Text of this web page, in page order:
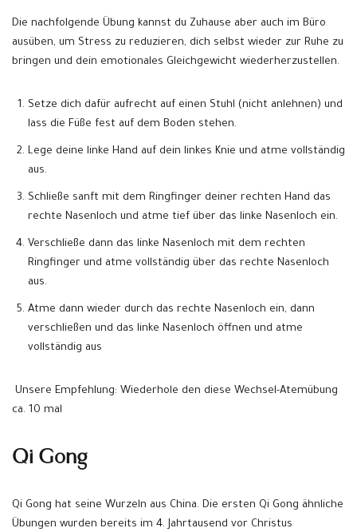
Die nachfolgende Übung kannst du Zuhause aber auch im Büro
ausüben, um Stress zu reduzieren, dich selbst wieder zur Ruhe zu
bringen und dein emotionales Gleichgewicht wiederherzustellen.
Setze dich dafür aufrecht auf einen Stuhl (nicht anlehnen) und
lass die Füße fest auf dem Boden stehen.
Lege deine linke Hand auf dein linkes Knie und atme vollständig
aus.
Schließe sanft mit dem Ringfinger deiner rechten Hand das
rechte Nasenloch und atme tief über das linke Nasenloch ein.
Verschließe dann das linke Nasenloch mit dem rechten
Ringfinger und atme vollständig über das rechte Nasenloch
aus.
Atme dann wieder durch das rechte Nasenloch ein, dann
verschließen und das linke Nasenloch öffnen und atme
vollständig aus
Unsere Empfehlung: Wiederhole den diese Wechsel-Atemübung
ca. 10 mal
Qi Gong
Qi Gong hat seine Wurzeln aus China. Die ersten Qi Gong ähnliche
Übungen wurden bereits im 4. Jahrtausend vor Christus